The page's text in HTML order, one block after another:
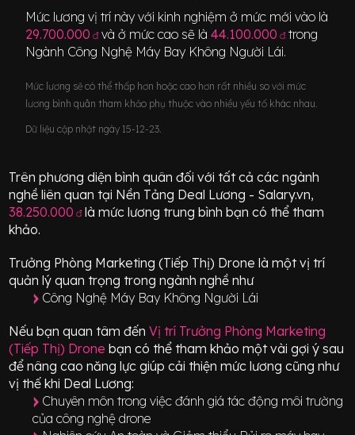
Mức lương vị trí này với kinh nghiệm ở mức mới vào là
29.700.000 đ và ở mức cao sẽ là44.100.000 đ trong
Ngành Công Nghệ Máy Bay Không Người Lái.
Mức lương sẽ có thể thấp hơn hoặc cao hơn rất nhiều so với mức
lương bình quân tham khảo phụ thuộc vào nhiều yếu tố khác nhau.
Dữ liệu cập nhật ngày 15-12-23.
Trên phương diện bình quân đối với tất cả các ngành
nghề liên quan tại Nền Tảng Deal Lương - Salary.vn,
38.250.000 đlà mức lương trung bình bạn có thể tham
khảo.
Trưởng Phòng Marketing (Tiếp Thị) Drone là một vị trí
quản lý quan trọng trong ngành nghề như
Công Nghệ Máy Bay Không Người Lái
Nếu bạn quan tâm đến Vị trí Trưởng Phòng Marketing
(Tiếp Thị) Drone bạn có thể tham khảo một vài gợi ý sau
để nâng cao năng lực giúp cải thiện mức lương cũng như
vị thế khi Deal Lương:
Chuyên môn trong việc đánh giá tác động môi trường
của công nghệ drone